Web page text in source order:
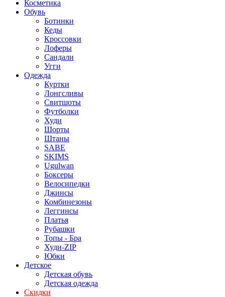
Косметика
Обувь
Ботинки
Кеды
Кроссовки
Лоферы
Сандали
Угги
Одежда
Куртки
Лонгсливы
Свитшоты
Футболки
Худи
Шорты
Штаны
SABE
SKIMS
Ugulwan
Боксеры
Велосипедки
Джинсы
Комбинезоны
Леггинсы
Платья
Рубашки
Топы - Бра
Худи-ZIP
Юбки
Детское
Детская обувь
Детская одежда
Скидки